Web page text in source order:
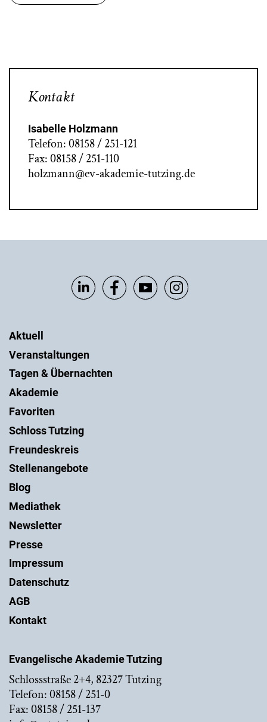
Kontakt
Isabelle Holzmann
Telefon: 08158 / 251-121
Fax: 08158 / 251-110
holzmann@ev-akademie-tutzing.de
Evangelische Akademie Tutzing
Schlossstraße 2+4, 82327 Tutzing
Telefon: 08158 / 251-0
Fax: 08158 / 251-137
Aktuell
Veranstaltungen
Tagen & Übernachten
Akademie
Favoriten
Schloss Tutzing
Freundeskreis
Stellenangebote
Blog
Mediathek
Newsletter
Presse
Impressum
Datenschutz
AGB
Kontakt